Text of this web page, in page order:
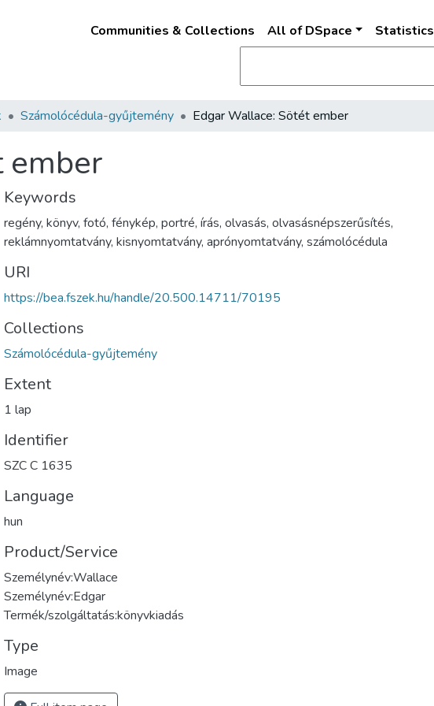
Communities & Collections All of DSpace Statistics
Számolócédula-gyűjtemény Edgar Wallace: Sötét ember
ember
Keywords
regény, könyv, fotó, fénykép, portré, írás, olvasás, olvasásnépszerűsítés,
reklámnyomtatvány, kisnyomtatvány, aprónyomtatvány, számolócédula
URI
https://bea.fszek.hu/handle/20.500.14711/70195
Collections
Számolócédula-gyűjtemény
Extent
1 lap
Identifier
SZC C 1635
Language
hun
Product/Service
Személynév:Wallace
Személynév:Edgar
Termék/szolgáltatás:könyvkiadás
Type
Image